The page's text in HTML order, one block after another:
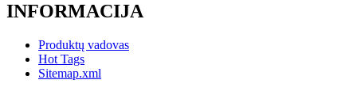
INFORMACIJA
Produktų vadovas
Hot Tags
Sitemap.xml